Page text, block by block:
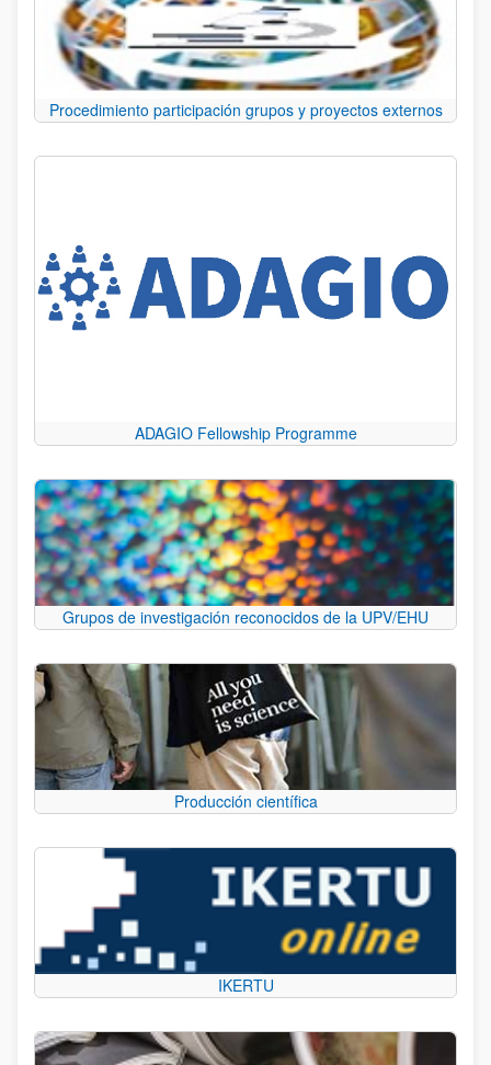
Procedimiento participación grupos y proyectos externos
ADAGIO Fellowship Programme
Grupos de investigación reconocidos de la UPV/EHU
Producción científica
IKERTU